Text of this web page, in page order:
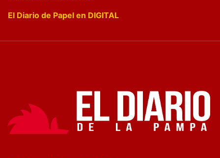
El Diario de Papel en DIGITAL